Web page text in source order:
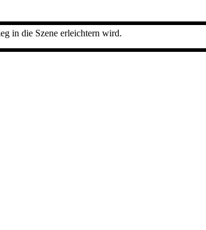
in die Szene erleichtern wird.